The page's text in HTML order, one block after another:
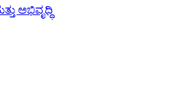
ಅಭಿವೃದ್ಧಿ